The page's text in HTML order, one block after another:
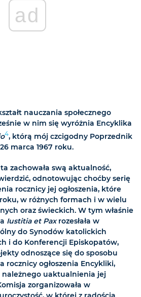
ad
nauczania społecznego
w nim się wyróżnia Encyklika
4, którą mój czcigodny Poprzednik
marca 1967 roku.
zachowała swą aktualność,
odnotowując choćby serię
rocznicy jej ogłoszenia, które
w różnych formach i w wielu
oraz świeckich. W tym właśnie
Iustitia et Paxrozesłała w
do Synodów katolickich
i do Konferencji Episkopatów,
odnoszące się do sposobu
rocznicy ogłoszenia Encykliki,
uaktualnienia jej
zorganizowała w